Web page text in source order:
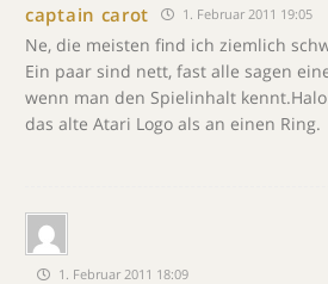
captain carot 1. Februar 2011 19:05
Ne, die meisten find ich ziemlich
Ein paar sind nett, fast alle sagen
wenn man den Spielinhalt
das alte Atari Logo als an einen Ring.
1. Februar 2011 18:09